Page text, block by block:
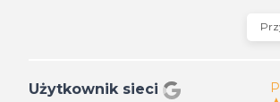
Użytkownik sieci